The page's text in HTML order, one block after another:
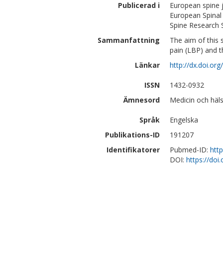
Publicerad i
European
European
Spine Research
Sammanfattning
The aim of this
pain (LBP) and
Länkar
http://
ISSN
1432-0932
Ämnesord
Medicin och
Språk
Engelska
Publikations-ID
191207
Identifikatorer
Pubmed-ID:
DOI: https://